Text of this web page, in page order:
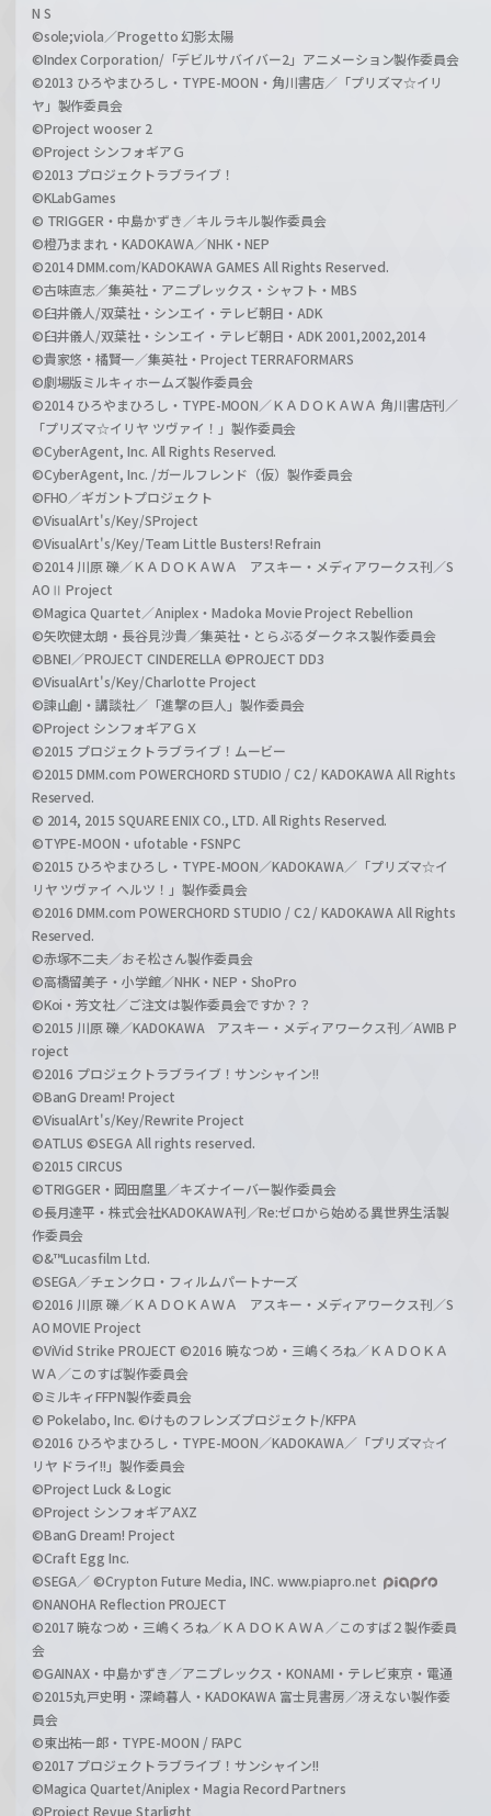
N S
©sole;viola／Progetto 幻影太陽
©Index Corporation/「デビルサバイバー2」アニメーション製作委員会
©2013 ひろやまひろし・TYPE-MOON・角川書店／「プリズマ☆イリ
ヤ」製作委員会
©Project wooser 2
©Project シンフォギアＧ
©2013 プロジェクトラブライブ！
©KLabGames
© TRIGGER・中島かずき／キルラキル製作委員会
©橙乃ままれ・KADOKAWA／NHK・NEP
©2014 DMM.com/KADOKAWA GAMES All Rights Reserved.
©古味直志／集英社・アニプレックス・シャフト・MBS
©臼井儀人/双葉社・シンエイ・テレビ朝日・ADK
©臼井儀人/双葉社・シンエイ・テレビ朝日・ADK 2001,2002,2014
©貴家悠・橘賢一／集英社・Project TERRAFORMARS
©劇場版ミルキィホームズ製作委員会
©2014 ひろやまひろし・TYPE-MOON／ＫＡＤＯＫＡＷＡ 角川書店刊／
「プリズマ☆イリヤ ツヴァイ！」製作委員会
©CyberAgent, Inc. All Rights Reserved.
©CyberAgent, Inc. /ガールフレンド（仮）製作委員会
©FHO／ギガントプロジェクト
©VisualArt's/Key/SProject
©VisualArt's/Key/Team Little Busters! Refrain
©2014 川原 礫／ＫＡＤＯＫＡＷＡ アスキー・メディアワークス刊／S
AOⅡ Project
©Magica Quartet／Aniplex・Madoka Movie Project Rebellion
©矢吹健太朗・長谷見沙貴／集英社・とらぶるダークネス製作委員会
©BNEI／PROJECT CINDERELLA ©PROJECT DD3
©VisualArt's/Key/Charlotte Project
©諫山創・講談社／「進撃の巨人」製作委員会
©Project シンフォギアＧＸ
©2015 プロジェクトラブライブ！ムービー
©2015 DMM.com POWERCHORD STUDIO / C2 / KADOKAWA All Rights
Reserved.
© 2014, 2015 SQUARE ENIX CO., LTD. All Rights Reserved.
©TYPE-MOON・ufotable・FSNPC
©2015 ひろやまひろし・TYPE-MOON／KADOKAWA／「プリズマ☆イ
リヤ ツヴァイ ヘルツ！」製作委員会
©2016 DMM.com POWERCHORD STUDIO / C2 / KADOKAWA All Rights
Reserved.
©赤塚不二夫／おそ松さん製作委員会
©高橋留美子・小学館／NHK・NEP・ShoPro
©Koi・芳文社／ご注文は製作委員会ですか？？
©2015 川原 礫／KADOKAWA アスキー・メディアワークス刊／AWIB P
roject
©2016 プロジェクトラブライブ！サンシャイン!!
©BanG Dream! Project
©VisualArt's/Key/Rewrite Project
©ATLUS ©SEGA All rights reserved.
©2015 CIRCUS
©TRIGGER・岡田麿里／キズナイーバー製作委員会
©長月達平・株式会社KADOKAWA刊／Re:ゼロから始める異世界生活製
作委員会
©&™Lucasfilm Ltd.
©SEGA／チェンクロ・フィルムパートナーズ
©2016 川原 礫／ＫＡＤＯＫＡＷＡ アスキー・メディアワークス刊／S
AO MOVIE Project
©ViVid Strike PROJECT ©2016 暁なつめ・三嶋くろね／ＫＡＤＯＫＡ
ＷＡ／このすば製作委員会
©ミルキィFFPN製作委員会
© Pokelabo, Inc. ©けものフレンズプロジェクト/KFPA
©2016 ひろやまひろし・TYPE-MOON／KADOKAWA／「プリズマ☆イ
リヤ ドライ!!」製作委員会
©Project Luck & Logic
©Project シンフォギアAXZ
©BanG Dream! Project
©Craft Egg Inc.
©SEGA／ ©Crypton Future Media, INC. www.piapro.net
©NANOHA Reflection PROJECT
©2017 暁なつめ・三嶋くろね／ＫＡＤＯＫＡＷＡ／このすば２製作委員
会
©GAINAX・中島かずき／アニプレックス・KONAMI・テレビ東京・電通
©2015丸戸史明・深崎暮人・KADOKAWA 富士見書房／冴えない製作委
員会
©東出祐一郎・TYPE-MOON / FAPC
©2017 プロジェクトラブライブ！サンシャイン!!
©Magica Quartet/Aniplex・Magia Record Partners
©Project Revue Starlight